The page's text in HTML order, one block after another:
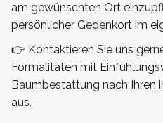
am gewünschten Ort
persönlicher Gedenkort im
👉 Kontaktieren Sie uns
Formalitäten mit
Baumbestattung nach Ihren
aus.